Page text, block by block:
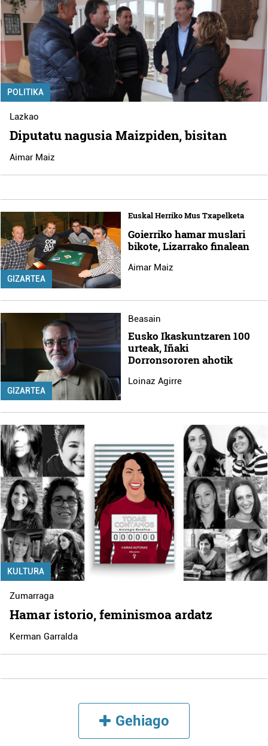
POLITIKA
Lazkao
Diputatu nagusia Maizpiden, bisitan
Aimar Maiz
GIZARTEA
Euskal Herriko Mus Txapelketa
Goierriko hamar muslari
bikote, Lizarrako finalean
Aimar Maiz
GIZARTEA
Beasain
Eusko Ikaskuntzaren 100
urteak, Iñaki
Dorronsororen ahotik
Loinaz Agirre
KULTURA
Zumarraga
Hamar istorio, feminismoa ardatz
Kerman Garralda
Gehiago